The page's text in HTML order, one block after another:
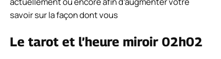
savoir sur la façon dont vous
Le tarot et l’heure miroir 02h02